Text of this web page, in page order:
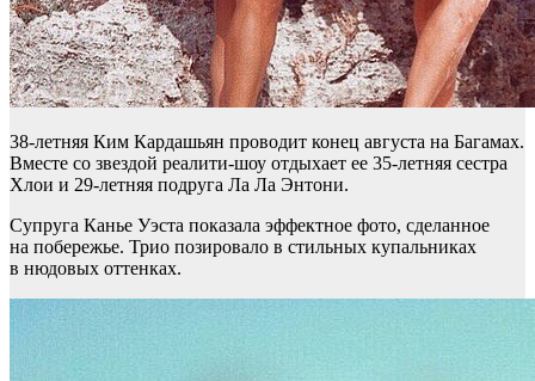
38-летняя Ким Кардашьян проводит конец августа на Багамах.
Вместе со звездой реалити-шоу отдыхает ее 35-летняя сестра
Хлои и 29-летняя подруга Ла Ла Энтони.
Супруга Канье Уэста показала эффектное фото, сделанное
на побережье. Трио позировало в стильных купальниках
в нюдовых оттенках.